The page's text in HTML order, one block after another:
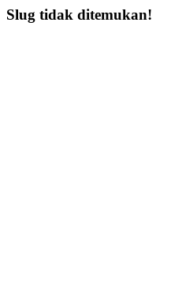
Slug tidak ditemukan!